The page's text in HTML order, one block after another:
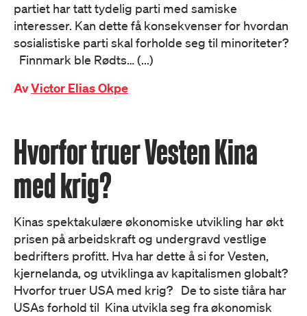
partiet har tatt tydelig parti med samiske
interesser. Kan dette få konsekvenser for hvordan
sosialistiske parti skal forholde seg til minoriteter?
Finnmark ble Rødts… (...)
AvVictor Elias Okpe
Hvorfor truer Vesten Kina
med krig?
Kinas spektakulære økonomiske utvikling har økt
prisen på arbeidskraft og undergravd vestlige
bedrifters profitt. Hva har dette å si for Vesten,
kjernelanda, og utviklinga av kapitalismen globalt?
Hvorfor truer USA med krig? De to siste tiåra har
USAs forhold til Kina utvikla seg fra økonomisk